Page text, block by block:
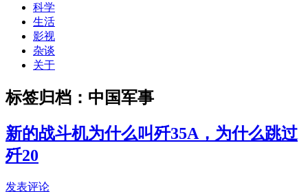
科学
生活
影视
杂谈
关于
标签归档： 中国军事
新的战斗机为什么叫歼35A，为什么跳过
歼20
发表评论